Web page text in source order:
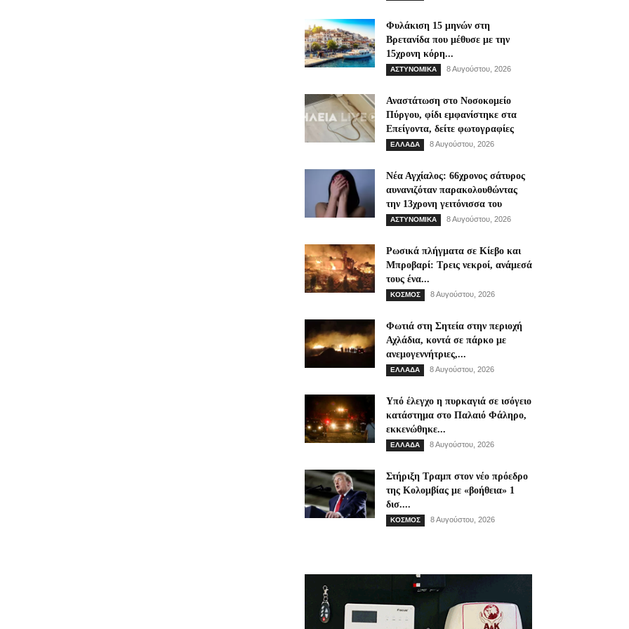
Φυλάκιση 15 μηνών στη
Βρετανίδα που μέθυσε με την
15χρονη κόρη...
ΑΣΤΥΝΟΜΙΚΑ 8 Αυγούστου, 2026
Αναστάτωση στο Νοσοκομείο
Πύργου, φίδι εμφανίστηκε στα
Επείγοντα, δείτε φωτογραφίες
ΕΛΛΑΔΑ 8 Αυγούστου, 2026
Νέα Αγχίαλος: 66χρονος σάτυρος
αυνανιζόταν παρακολουθώντας
την 13χρονη γειτόνισσα του
ΑΣΤΥΝΟΜΙΚΑ 8 Αυγούστου, 2026
Ρωσικά πλήγματα σε Κίεβο και
Μπροβαρί: Τρεις νεκροί, ανάμεσά
τους ένα...
ΚΟΣΜΟΣ 8 Αυγούστου, 2026
Φωτιά στη Σητεία στην περιοχή
Αχλάδια, κοντά σε πάρκο με
ανεμογεννήτριες,...
ΕΛΛΑΔΑ 8 Αυγούστου, 2026
Υπό έλεγχο η πυρκαγιά σε ισόγειο
κατάστημα στο Παλαιό Φάληρο,
εκκενώθηκε...
ΕΛΛΑΔΑ 8 Αυγούστου, 2026
Στήριξη Τραμπ στον νέο πρόεδρο
της Κολομβίας με «βοήθεια» 1
δισ....
ΚΟΣΜΟΣ 8 Αυγούστου, 2026